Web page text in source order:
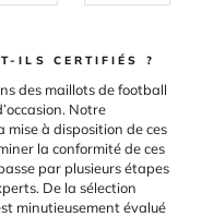
ILS CERTIFIÉS ?
des maillots de football
Notre
à disposition de ces
la conformité de ces
par plusieurs étapes
De la sélection
minutieusement évalué